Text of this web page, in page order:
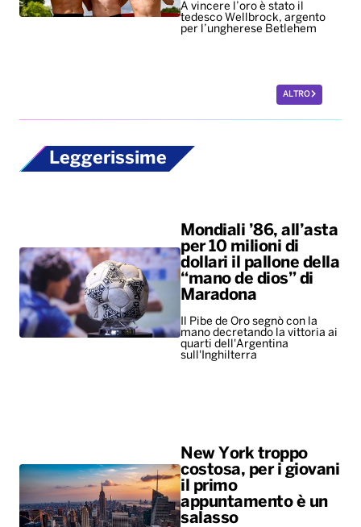
A vincere l’oro è stato il
tedesco Wellbrock, argento
per l’ungherese Betlehem
ALTRO
Leggerissime
Mondiali ’86, all’asta
per 10 milioni di
dollari il pallone della
“mano de dios” di
Maradona
Il Pibe de Oro segnò con la
mano decretando la vittoria ai
quarti dell'Argentina
sull'Inghilterra
New York troppo
costosa, per i giovani
il primo
appuntamento è un
salasso